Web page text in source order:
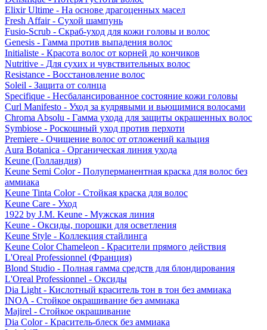
Elixir Ultime - На основе драгоценных масел
Fresh Affair - Сухой шампунь
Fusio-Scrub - Скраб-уход для кожи головы и волос
Genesis - Гамма против выпадения волос
Initialiste - Красота волос от корней до кончиков
Nutritive - Для сухих и чувствительных волос
Resistance - Восстановление волос
Soleil - Защита от солнца
Specifique - Несбалансированное состояние кожи головы
Curl Manifesto - Уход за кудрявыми и вьющимися волосами
Chroma Absolu - Гамма ухода для защиты окрашенных волос
Symbiose - Роскошный уход против перхоти
Premiere - Очищение волос от отложений кальция
Aura Botanica - Органическая линия ухода
Keune (Голландия)
Keune Semi Color - Полуперманентная краска для волос без
аммиака
Keune Tinta Color - Стойкая краска для волос
Keune Care - Уход
1922 by J.M. Keune - Мужская линия
Keune - Оксиды, порошки для осветления
Keune Style - Коллекция стайлинга
Keune Color Chameleon - Красители прямого действия
L'Oreal Professionnel (Франция)
Blond Studio - Полная гамма средств для блондирования
L'Oreal Professionnel - Оксиды
Dia Light - Кислотный краситель тон в тон без аммиака
INOA - Стойкое окрашивание без аммиака
Majirel - Стойкое окрашивание
Dia Color - Краситель-блеск без аммиака